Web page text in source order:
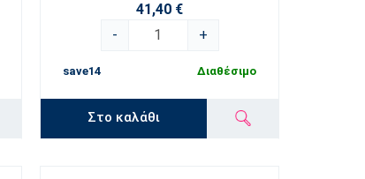
41,40 €
-
+
save14 Διαθέσιμο
Στο καλάθι